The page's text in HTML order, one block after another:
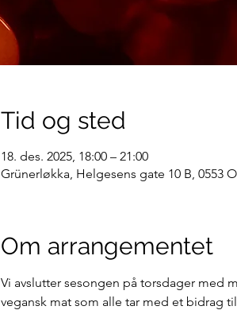
Tid og sted
18. des. 2025, 18:00 – 21:00
Grünerløkka, Helgesens gate 10 B, 0553
Om arrangementet
Vi avslutter sesongen på torsdager med
vegansk mat som alle tar med et bidrag